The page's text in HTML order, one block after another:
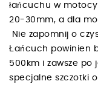
łańcuchu w
20-30mm, a dla
Nie zapomnij o
Łańcuch powinien
500km i zawsze po
specjalne szczotki